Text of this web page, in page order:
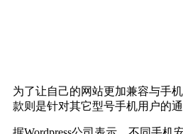
为了让自己的网站更加兼容与手
款则是针对其它型号手机用户的